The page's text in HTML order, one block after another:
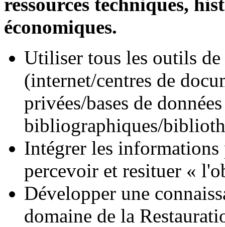
économiques.
Utiliser tous les outils de
(internet/centres de
privées/bases de
bibliographiques/
Intégrer les
percevoir et resituer «
Développer une
domaine de la